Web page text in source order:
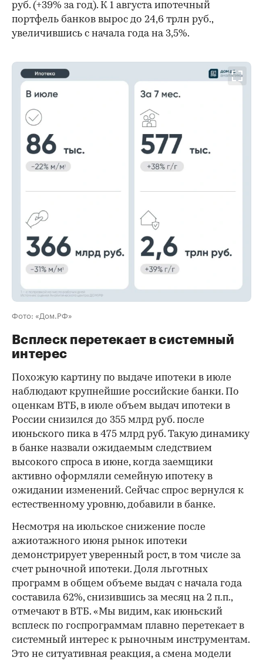
руб. (+39% за год). К 1 августа ипотечный
портфель банков вырос до 24,6 трлн руб.,
увеличившись с начала года на 3,5%.
Фото: «Дом.РФ»
Всплеск перетекает в системный
интерес
Похожую картину по выдаче ипотеки в июле
наблюдают крупнейшие российские банки. По
оценкам ВТБ, в июле объем выдач ипотеки в
России снизился до 355 млрд руб. после
июньского пика в 475 млрд руб. Такую динамику
в банке назвали ожидаемым следствием
высокого спроса в июне, когда заемщики
активно оформляли семейную ипотеку в
ожидании изменений. Сейчас спрос вернулся к
естественному уровню, добавили в банке.
Несмотря на июльское снижение после
ажиотажного июня рынок ипотеки
демонстрирует уверенный рост, в том числе за
счет рыночной ипотеки. Доля льготных
программ в общем объеме выдач с начала года
составила 62%, снизившись за месяц на 2 п.п.,
отмечают в ВТБ. «Мы видим, как июньский
всплеск по госпрограммам плавно перетекает в
системный интерес к рыночным инструментам.
Это не ситуативная реакция, а смена модели